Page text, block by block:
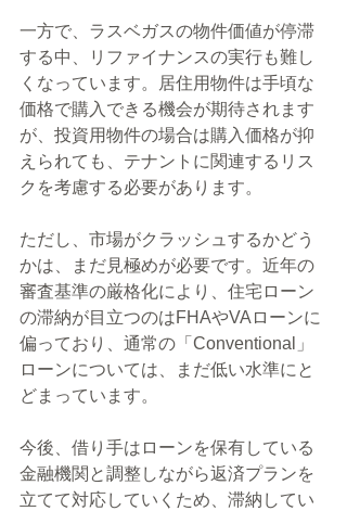
一方で、ラスベガスの物件価値が停滞
する中、リファイナンスの実行も難し
くなっています。居住用物件は手頃な
価格で購入できる機会が期待されます
が、投資用物件の場合は購入価格が抑
えられても、テナントに関連するリス
クを考慮する必要があります。
ただし、市場がクラッシュするかどう
かは、まだ見極めが必要です。近年の
審査基準の厳格化により、住宅ローン
の滞納が目立つのはFHAやVAローンに
偏っており、通常の「Conventional」
ローンについては、まだ低い水準にと
どまっています。
今後、借り手はローンを保有している
金融機関と調整しながら返済プランを
立てて対応していくため、滞納してい